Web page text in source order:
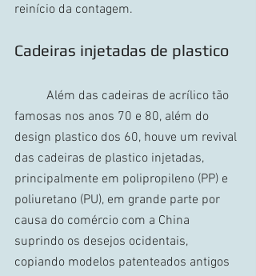
reinício da contagem.
Cadeiras injetadas de plastico
famosas nos anos 70 e 80, além do
design plastico dos 60, houve um revival
das cadeiras de plastico injetadas,
principalmente em polipropileno (PP) e
poliuretano (PU), em grande parte por
causa do comércio com a China
suprindo os desejos ocidentais,
copiando modelos patenteados antigos